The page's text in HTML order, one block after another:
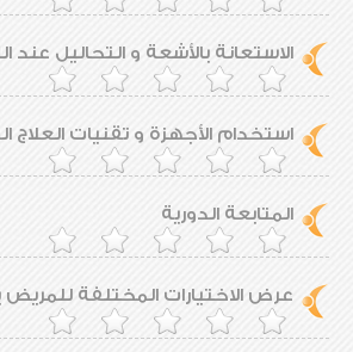
الاستعانة بالأشعة و التحاليل عند
استخدام الأجهزة و تقنيات العلاج
المتابعة الدورية
عرض الاختيارات المختلفة